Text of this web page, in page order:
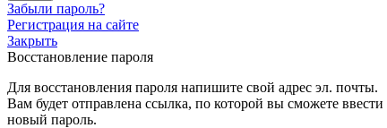
Забыли пароль?
Регистрация на сайте
Закрыть
Восстановление пароля
Для восстановления пароля напишите свой адрес эл. почты.
Вам будет отправлена ссылка, по которой вы сможете ввести
новый пароль.